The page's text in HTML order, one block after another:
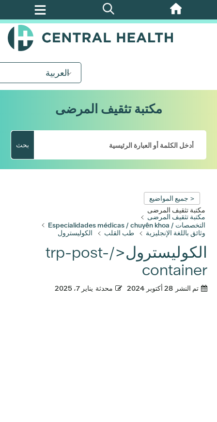
تخطي
العربية
مكتبة تثقيف المرضى
بحث
< جميع المواضيع
مكتبة تثقيف المرضى
مكتبة تثقيف المرضى
التخصصات / Especialidades médicas / chuyên khoa
وثائق باللغة الإنجليزية
طب القلب الكوليسترول
الكوليسترول</trp-post-
container
تم النشر 28 أكتوبر 2024 محدثة يناير 7، 2025